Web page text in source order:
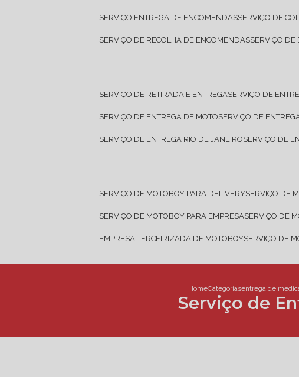
SERVIÇO ENTREGA DE ENCOMENDAS SERVIÇO DE
SERVIÇO DE RECOLHA DE ENCOMENDAS SERVIÇO
SERVIÇO DE RETIRADA E ENTREGA SERVIÇO DE
SERVIÇO DE ENTREGA DE MOTO SERVIÇO DE
SERVIÇO DE ENTREGA RIO DE JANEIRO SERVIÇO DE
SERVIÇO DE MOTOBOY PARA DELIVERY SERVIÇO DE
SERVIÇO DE MOTOBOY PARA EMPRESA SERVIÇO DE
EMPRESA TERCEIRIZADA DE MOTOBOY SERVIÇO DE
HomeCategoriasentrega de
Serviço de